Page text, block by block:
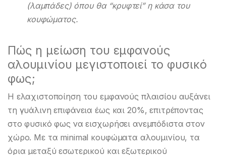
(λαμπάδες) όπου θα “κρυφτεί” η κάσα του
κουφώματος.
Πώς η μείωση του εμφανούς
αλουμινίου μεγιστοποιεί το φυσικό
φως;
Η ελαχιστοποίηση του εμφανούς πλαισίου αυξάνει
τη γυάλινη επιφάνεια έως και 20%, επιτρέποντας
στο φυσικό φως να εισχωρήσει ανεμπόδιστα στον
χώρο. Με τα minimal κουφώματα αλουμινίου, τα
όρια μεταξύ εσωτερικού και εξωτερικού